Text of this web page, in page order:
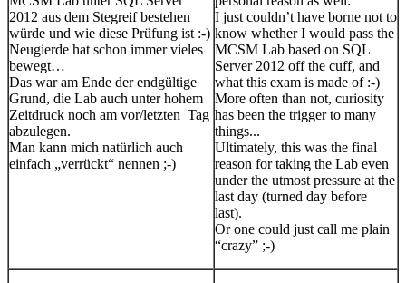
2012 aus dem Stegreif bestehen
würde und wie diese Prüfung ist :-)
Neugierde hat schon immer vieles
bewegt…
Das war am Ende der endgültige
Grund, die Lab auch unter hohem
Zeitdruck noch am vor/letzten Tag
abzulegen.
Man kann mich natürlich auch
einfach „verrückt“ nennen ;-)
I just couldn’t have borne not to
know whether I would pass the
MCSM Lab based on SQL
Server 2012 off the cuff, and
what this exam is made of :-)
More often than not, curiosity
has been the trigger to many
things...
Ultimately, this was the final
reason for taking the Lab even
under the utmost pressure at the
last day (turned day before
last).
Or one could just call me plain
“crazy” ;-)